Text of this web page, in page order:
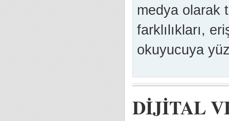
medya olarak
farklılıkları,
okuyucuya
DİJİTAL